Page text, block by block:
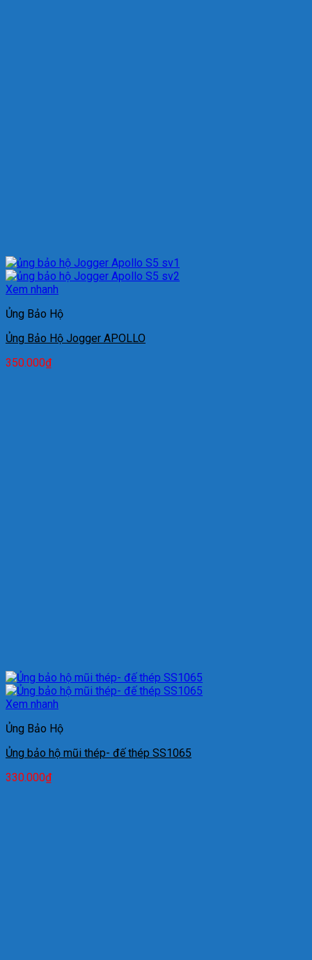
Xem nhanh
Ủng Bảo Hộ
Ủng Bảo Hộ Jogger APOLLO
350.000₫
Xem nhanh
Ủng Bảo Hộ
Ủng bảo hộ mũi thép- đế thép SS1065
330.000₫